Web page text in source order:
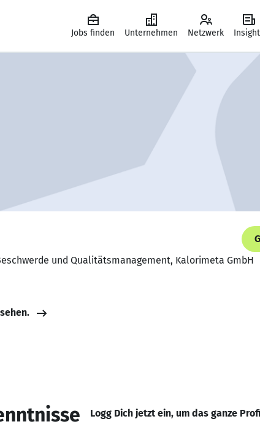
Jobs finden Unternehmen Netzwerk
und Qualitätsmanagement, Kalorimeta GmbH
Logg Dich jetzt ein, um das ganze